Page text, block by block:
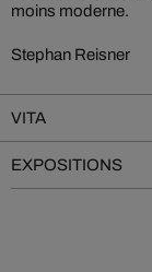
moins moderne.
Stephan Reisner
VITA
EXPOSITIONS